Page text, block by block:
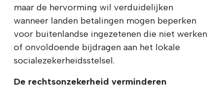
maar de hervorming wil verduidelijken
wanneer landen betalingen mogen beperken
voor buitenlandse ingezetenen die niet werken
of onvoldoende bijdragen aan het lokale
socialezekerheidsstelsel.
De rechtsonzekerheid verminderen